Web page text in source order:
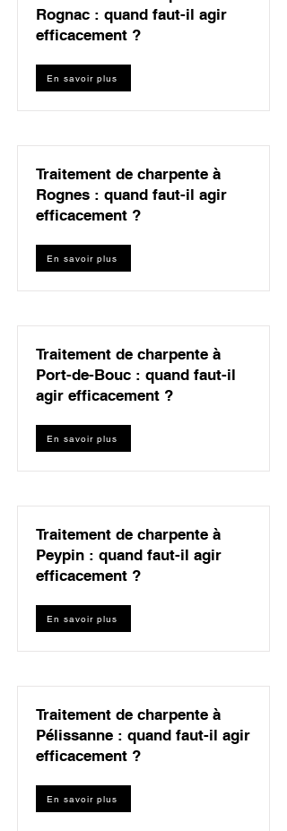
Rognac : quand faut-il agir
efficacement ?
En savoir plus
Traitement de charpente à
Rognes : quand faut-il agir
efficacement ?
En savoir plus
Traitement de charpente à
Port-de-Bouc : quand faut-il
agir efficacement ?
En savoir plus
Traitement de charpente à
Peypin : quand faut-il agir
efficacement ?
En savoir plus
Traitement de charpente à
Pélissanne : quand faut-il agir
efficacement ?
En savoir plus